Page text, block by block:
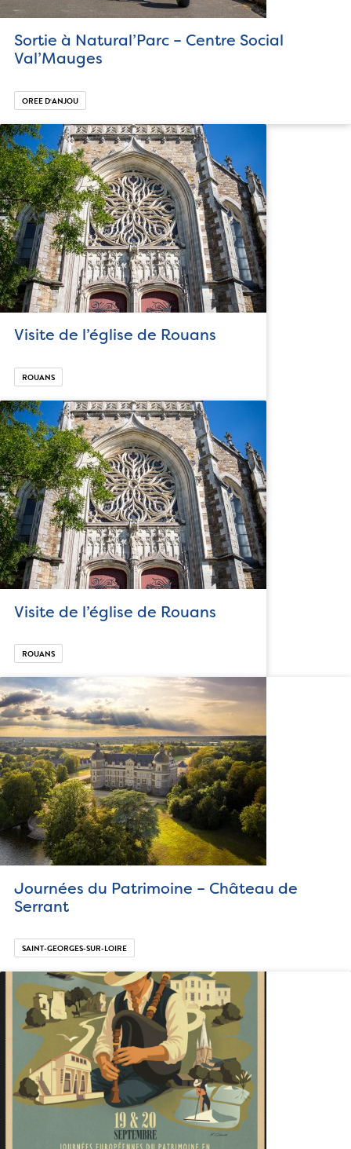
Sortie à Natural’Parc – Centre Social
Val’Mauges
OREE D‘ANJOU
Visite de l’église de Rouans
ROUANS
Visite de l’église de Rouans
ROUANS
Journées du Patrimoine – Château de
Serrant
SAINT-GEORGES-SUR-LOIRE